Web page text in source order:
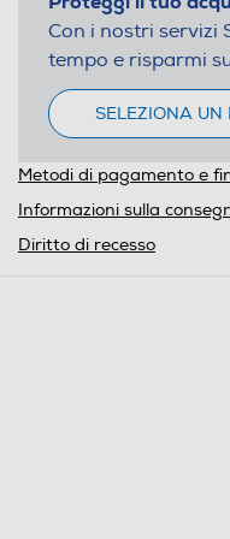
Con i nostri servizi
tempo e risparmi
SELEZIONA UN
Metodi di pagamento e
Informazioni sulla
Diritto di recesso